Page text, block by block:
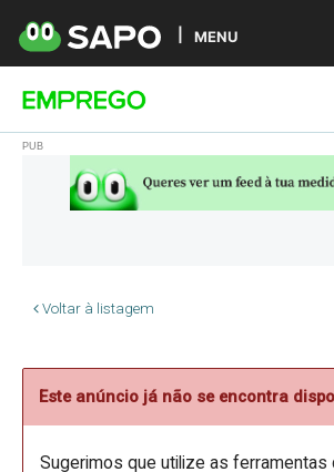
MENU
Voltar à listagem
Este anúncio já não se encontra
Sugerimos que utilize as ferramentas